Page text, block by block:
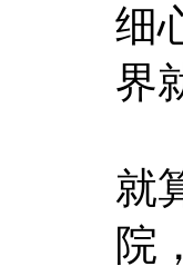
细
界
就
院